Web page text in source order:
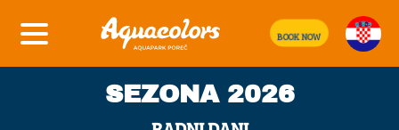
BOOK NOW
CJENIK NA ULAZNIM
BLAGAJNAMA
SEZONA 2026